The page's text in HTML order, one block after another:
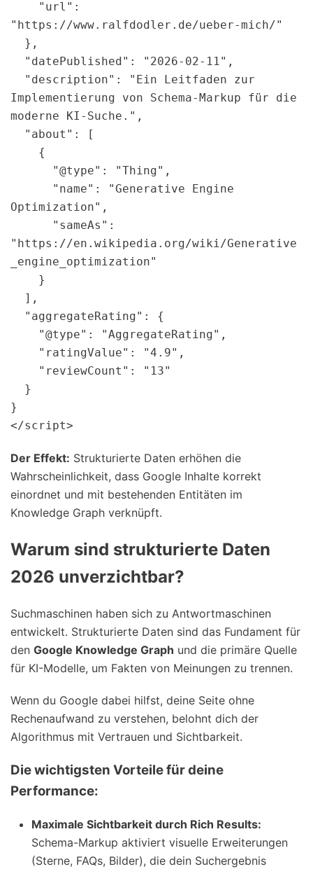
"https://www.ralfdodler.de/ueber-mich/"
Implementierung von Schema-Markup für die
moderne KI-Suche.",
Optimization",
"https://en.wikipedia.org/wiki/Generative
_engine_optimization"
}
Der Effekt: Strukturierte Daten erhöhen die
Wahrscheinlichkeit, dass Google Inhalte korrekt
einordnet und mit bestehenden Entitäten im
Knowledge Graph verknüpft.
Warum sind strukturierte Daten
2026 unverzichtbar?
Suchmaschinen haben sich zu Antwortmaschinen
entwickelt. Strukturierte Daten sind das Fundament für
den Google Knowledge Graph und die primäre Quelle
für KI-Modelle, um Fakten von Meinungen zu trennen.
Wenn du Google dabei hilfst, deine Seite ohne
Rechenaufwand zu verstehen, belohnt dich der
Algorithmus mit Vertrauen und Sichtbarkeit.
Die wichtigsten Vorteile für deine
Performance:
Maximale Sichtbarkeit durch Rich Results:
Schema-Markup aktiviert visuelle Erweiterungen
(Sterne, FAQs, Bilder), die dein Suchergebnis